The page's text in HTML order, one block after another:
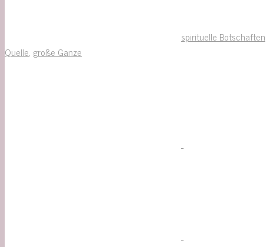
spirituelle Botschaften
Quelle, große Ganze